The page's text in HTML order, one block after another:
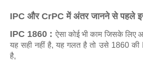
IPC और CrPC में अंतर जानने से पहले
IPC 1860 : ऐसा कोई भी काम जिसके लिए
यह सही नहीं है, यह गलत है तो उसे 1860 की
है,